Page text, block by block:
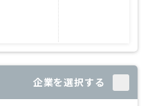
企業を選択する